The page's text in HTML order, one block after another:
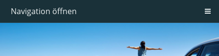
Navigation öffnen